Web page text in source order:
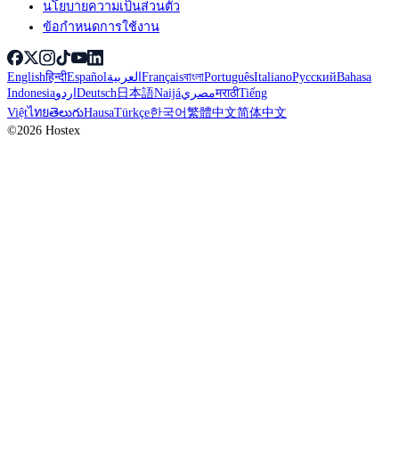
นโยบายความเป็นส่วนตัว
ข้อกำหนดการใช้งาน
Englishहिन्दीEspañolالعربيةFrançaisবাংলাPortuguêsItalianoРусскийBahasa
IndonesiaاردوDeutsch日本語NaijáمصريमराठीTiếng
ViệtไทยతెలుగుHausaTürkçe한국어繁體中文简体中文
©2026 Hostex